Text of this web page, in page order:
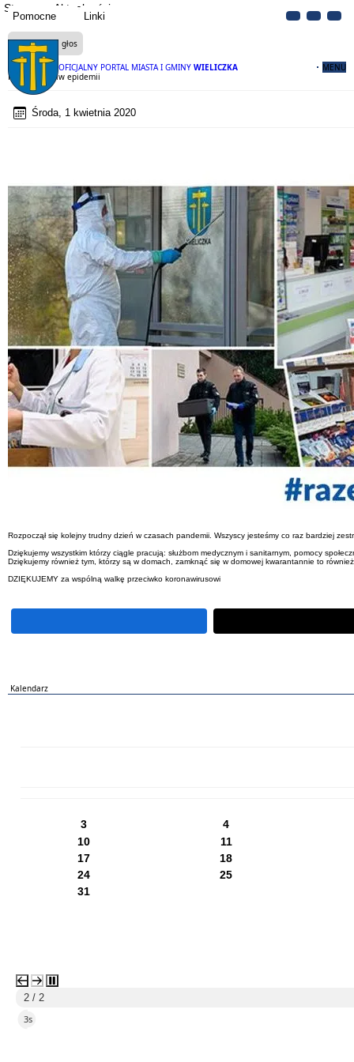
Pomocne Linki
OFICJALNY PORTAL MIASTA I GMINY WIELICZKA MENU
Strona Aktualności
Czytaj na głos
Razem przeciw epidemii
Środa, 1 kwietnia 2020
Rozpoczął się kolejny trudny dzień w czasach pandemii. Wszyscy jesteśmy co raz bardziej
Dziękujemy wszystkim którzy ciągle pracują: służbom medycznym i sanitarnym, pomocy
Dziękujemy również tym, którzy są w domach, zamknąć się w domowej kwarantannie to
DZIĘKUJEMY za wspólną walkę przeciwko koronawirusowi
Kalendarz
3
4
10
11
17
18
24
25
31
2 / 2
2s